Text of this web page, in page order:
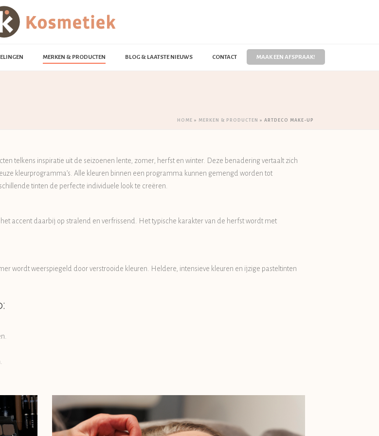
MERKEN & PRODUCTEN BLOG & LAATSTE NIEUWS CONTACT MAAK EEN AFSPRAAK!
HOME » MERKEN & PRODUCTEN » ARTDECO MAKE-UP
telkens inspiratie uit de seizoenen lente, zomer, herfst en winter. Deze benadering vertaalt zich
kleurprogramma’s. Alle kleuren binnen een programma kunnen gemengd worden tot
tinten de perfecte individuele look te creëren.
accent daarbij op stralend en verfrissend. Het typische karakter van de herfst wordt met
wordt weerspiegeld door verstrooide kleuren. Heldere, intensieve kleuren en ijzige pasteltinten